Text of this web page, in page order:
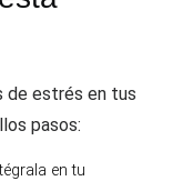
de estrés en tus
pasos:
en tu